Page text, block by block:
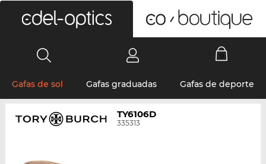
Gafas de sol Gafas graduadas Gafas de deporte
TY6106D
335313